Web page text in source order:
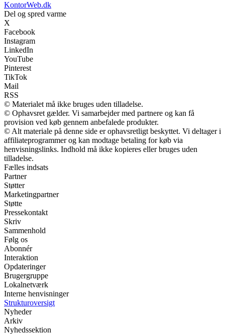
KontorWeb.dk
Del og spred varme
X
Facebook
Instagram
LinkedIn
YouTube
Pinterest
TikTok
Mail
RSS
© Materialet må ikke bruges uden tilladelse.
© Ophavsret gælder. Vi samarbejder med partnere og kan få
provision ved køb gennem anbefalede produkter.
© Alt materiale på denne side er ophavsretligt beskyttet. Vi deltager i
affiliateprogrammer og kan modtage betaling for køb via
henvisningslinks. Indhold må ikke kopieres eller bruges uden
tilladelse.
Fælles indsats
Partner
Støtter
Marketingpartner
Støtte
Pressekontakt
Skriv
Sammenhold
Følg os
Abonnér
Interaktion
Opdateringer
Brugergruppe
Lokalnetværk
Interne henvisninger
Strukturoversigt
Nyheder
Arkiv
Nyhedssektion